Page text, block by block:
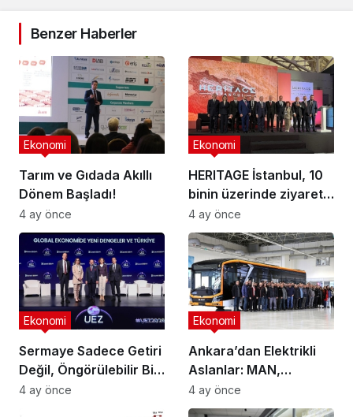
Benzer Haberler
Tarım ve Gıdada Akıllı
Dönem Başladı!
Ekonomi
4 ay önce
HERITAGE İstanbul, 10
binin üzerinde ziyaretçi
ağırladı
Ekonomi
4 ay önce
Sermaye Sadece Getiri
Değil, Öngörülebilir Bir
Ortam Arıyor
Ekonomi
4 ay önce
Ankara’dan Elektrikli
Aslanlar: MAN,
Ankara’daki
fabrikasında eBus
Ekonomi
4 ay önce